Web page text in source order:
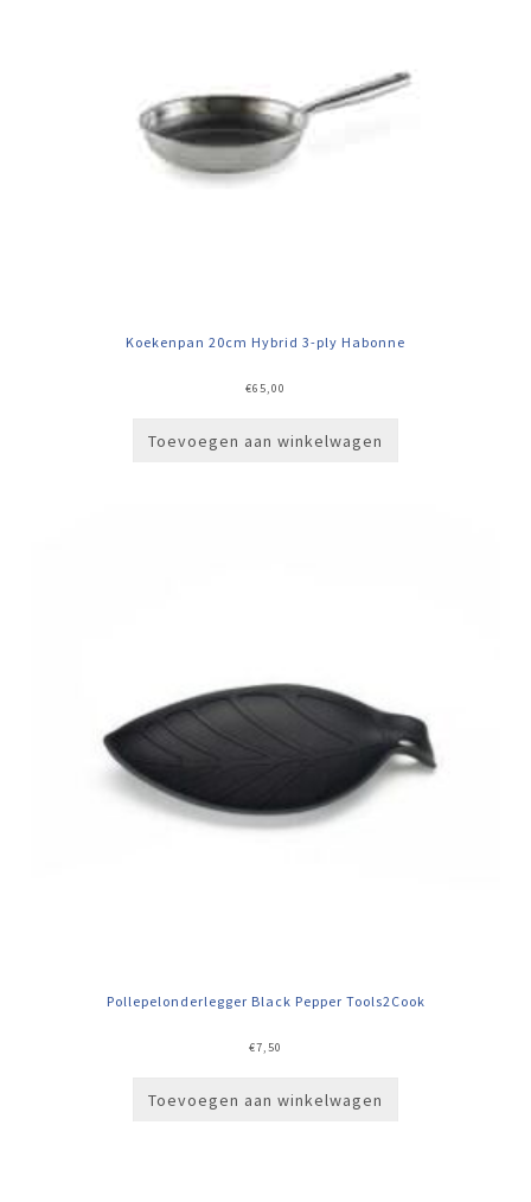
Koekenpan 20cm Hybrid 3-ply Habonne
€65,00
Toevoegen aan winkelwagen
Pollepelonderlegger Black Pepper Tools2Cook
€7,50
Toevoegen aan winkelwagen